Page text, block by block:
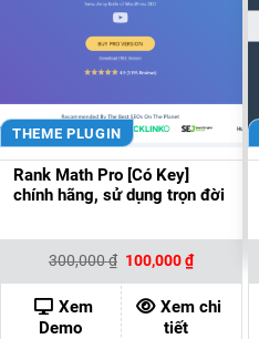
THEME PLUGIN
Rank Math Pro [Có Key]
chính hãng, sử dụng trọn đời
300,000₫ Giá
là:
300,000 ₫.
100,000₫Giá
hiện
tại
là:
100,000 ₫.
Xem
Demo
Xem chi
tiết